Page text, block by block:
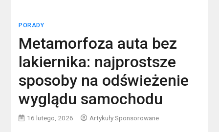
PORADY
Metamorfoza auta bez
lakiernika: najprostsze
sposoby na odświeżenie
wyglądu samochodu
16 lutego, 2026 Artykuły Sponsorowane